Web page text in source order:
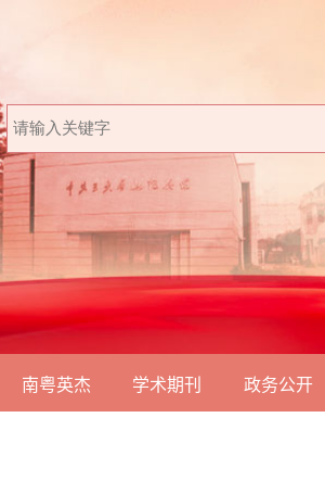
南粤英杰 学术期刊 政务公开